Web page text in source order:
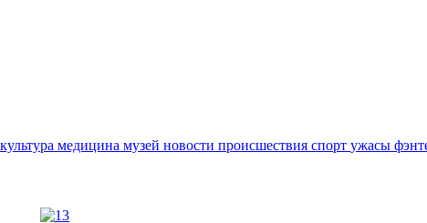
культура медицина музей новости происшествия спорт ужасы